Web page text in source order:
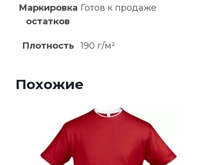
Маркировка
остатков
Готов к продаже
Плотность 190 г/м²
Похожие